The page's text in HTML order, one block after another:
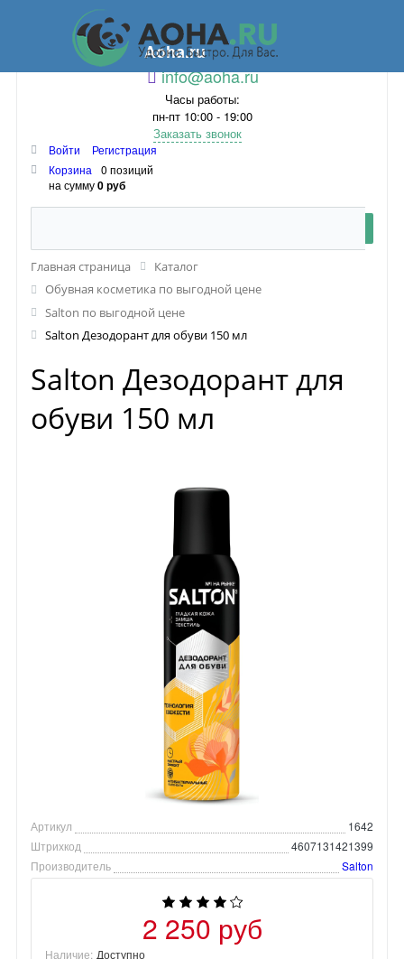
Aoha.ru
info@aoha.ru
Часы работы:
пн-пт 10:00 - 19:00
Заказать звонок
Войти
Регистрация
Корзина
0 позиций
на сумму0 руб
Главная страница
Каталог
Обувная косметика по выгодной цене
Salton по выгодной цене
Salton Дезодорант для обуви 150 мл
Salton Дезодорант для
обуви 150 мл
Артикул
1642
Штрихкод
4607131421399
Производитель
Salton
2 250 руб
Наличие: Доступно